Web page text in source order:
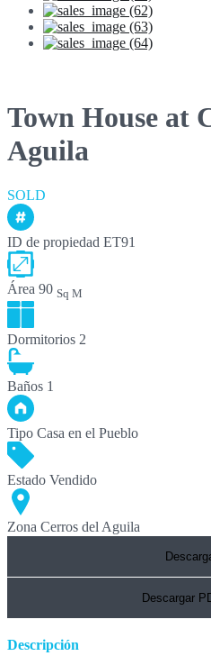
Town House at
Aguila
SOLD
ID de propiedad ET91
Área 90 Sq M
Dormitorios 2
Baños 1
Tipo Casa en el Pueblo
Estado Vendido
Zona Cerros del Aguila
Descargar
Descripción